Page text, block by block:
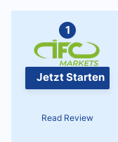
1
Jetzt Starten
Read Review